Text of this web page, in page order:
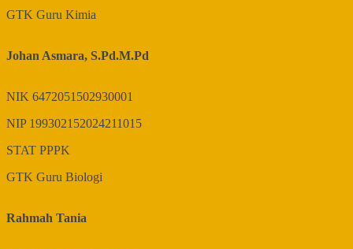
GTK Guru Kimia
Johan Asmara, S.Pd.M.Pd
NIK 6472051502930001
NIP 199302152024211015
STAT PPPK
GTK Guru Biologi
Rahmah Tania